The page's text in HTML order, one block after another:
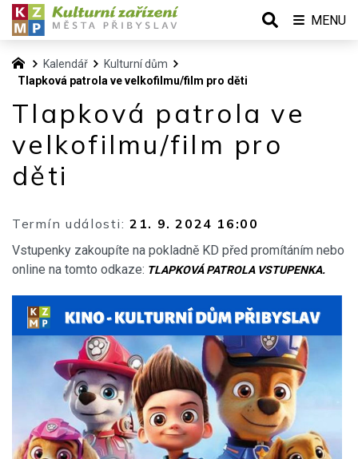
Kalendář
Kulturní dům
Tlapková patrola ve velkofilmu/film pro děti
Tlapková patrola ve
velkofilmu/film pro
děti
Termín události: 21. 9. 2024 16:00
Vstupenky zakoupíte na pokladně KD před promítáním nebo
online na tomto odkaze: TLAPKOVÁ PATROLA VSTUPENKA.
MENU